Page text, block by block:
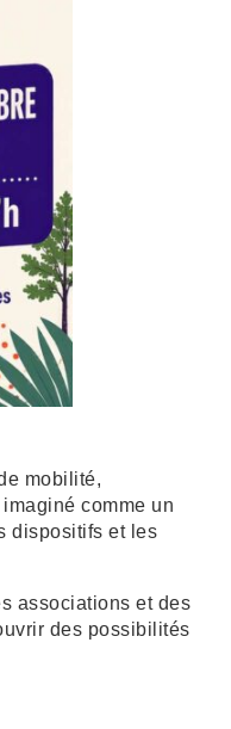
mobilité,
comme un
dispositifs et les
associations et des
des possibilités